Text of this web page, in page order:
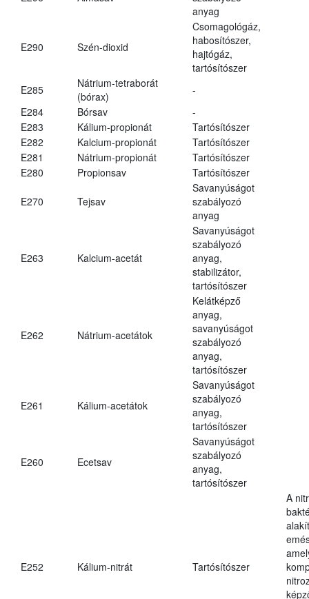
anyag
E290 Szén-dioxid
Csomagológáz,
habosítószer,
hajtógáz,
tartósítószer
E285
Nátrium-tetraborát
(bórax)
-
E284
Bórsav
-
E283
Kálium-propionát
Tartósítószer
E282
Kalcium-propionát
Tartósítószer
E281
Nátrium-propionát
Tartósítószer
E280
Propionsav Tartósítószer
E270 Tejsav
Savanyúságot
szabályozó
anyag
E263 Kalcium-acetát
Savanyúságot
szabályozó
anyag,
stabilizátor,
tartósítószer
E262 Nátrium-acetátok
Kelátképző
anyag,
savanyúságot
szabályozó
anyag,
tartósítószer
E261 Kálium-acetátok
Savanyúságot
szabályozó
anyag,
tartósítószer
E260 Ecetsav
Savanyúságot
szabályozó
anyag,
tartósítószer
E252 Kálium-nitrát Tartósítószer
A